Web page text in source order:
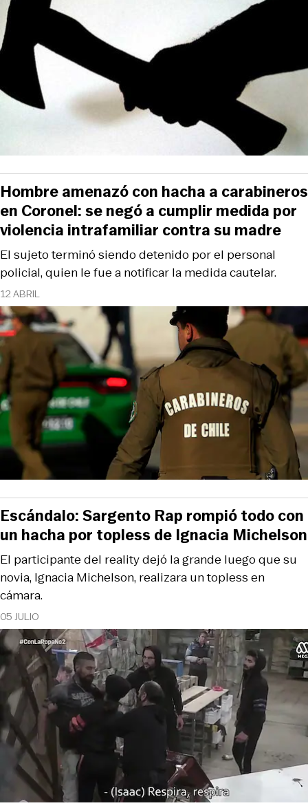
12 ABRIL
El sujeto terminó siendo detenido por el personal
policial, quien le fue a notificar la medida cautelar.
Hombre amenazó con hacha a carabineros
en Coronel: se negó a cumplir medida por
violencia intrafamiliar contra su madre
05 JULIO
El participante del reality dejó la grande luego que su
novia, Ignacia Michelson, realizara un topless en
cámara.
Escándalo: Sargento Rap rompió todo con
un hacha por topless de Ignacia Michelson